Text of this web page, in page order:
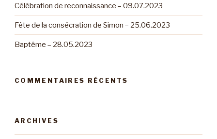
Célébration de reconnaissance – 09.07.2023
Fête de la consécration de Simon – 25.06.2023
Baptême – 28.05.2023
COMMENTAIRES RÉCENTS
ARCHIVES